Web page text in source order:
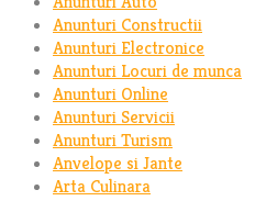
Anunturi Constructii
Anunturi Electronice
Anunturi Locuri de munca
Anunturi Online
Anunturi Servicii
Anunturi Turism
Anvelope si Jante
Arta Culinara